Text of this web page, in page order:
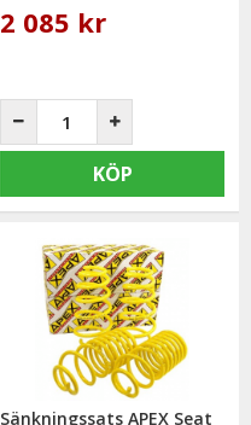
2 085 kr
KÖP
Sänkningssats APEX Seat